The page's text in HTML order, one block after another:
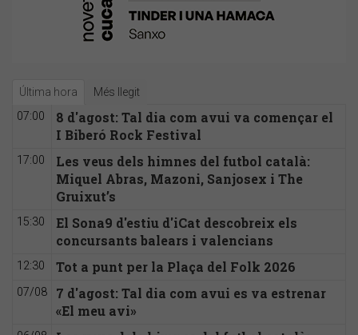
Última hora Més llegit
07:00
8 d'agost: Tal dia com avui va començar el
I Biberó Rock Festival
17:00
Les veus dels himnes del futbol català:
Miquel Abras, Mazoni, Sanjosex i The
Gruixut’s
15:30
El Sona9 d'estiu d'iCat descobreix els
concursants balears i valencians
12:30 Tot a punt per la Plaça del Folk 2026
07/08
7 d'agost: Tal dia com avui es va estrenar
«El meu avi»